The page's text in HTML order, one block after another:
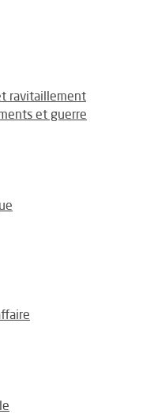
ravitaillement
et guerre